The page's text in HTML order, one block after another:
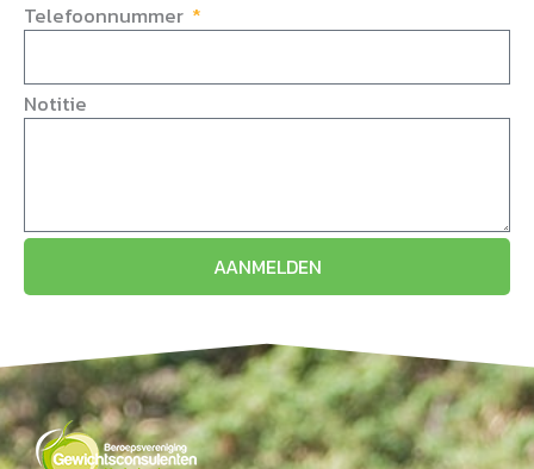
Telefoonnummer
Notitie
AANMELDEN